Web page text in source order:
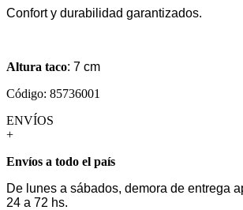
Confort y durabilidad garantizados.
Altura taco: 7 cm
Código: 85736001
ENVÍOS
+
Envíos a todo el país
De lunes a sábados, demora de entrega
24 a 72 hs.